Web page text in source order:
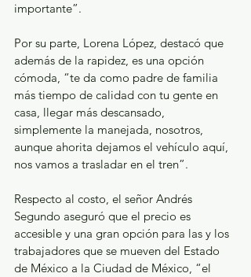
importante”.
Por su parte, Lorena López, destacó que
además de la rapidez, es una opción
cómoda, “te da como padre de familia
más tiempo de calidad con tu gente en
casa, llegar más descansado,
simplemente la manejada, nosotros,
aunque ahorita dejamos el vehículo aquí,
nos vamos a trasladar en el tren”.
Respecto al costo, el señor Andrés
Segundo aseguró que el precio es
accesible y una gran opción para las y los
trabajadores que se mueven del Estado
de México a la Ciudad de México, “el